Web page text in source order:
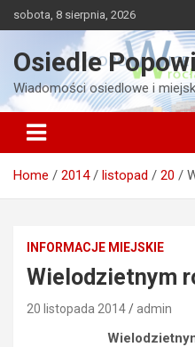
to
sobota, 8 sierpnia, 2026
Osiedle
Wiadomości osiedlowe i
Home 2014 listopad 20
INFORMACJE MIEJSKIE
Wielodzietnym
20 listopada 2014 admin